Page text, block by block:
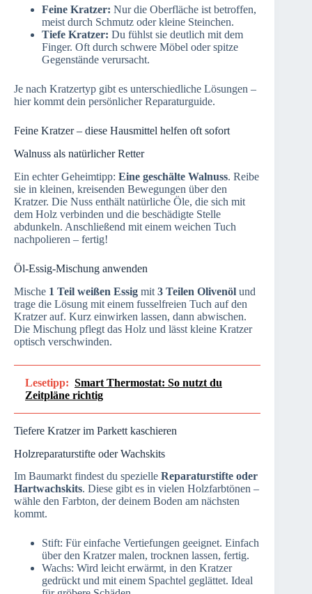
Feine Kratzer: Nur die Oberfläche ist betroffen,
meist durch Schmutz oder kleine Steinchen.
Tiefe Kratzer: Du fühlst sie deutlich mit dem
Finger. Oft durch schwere Möbel oder spitze
Gegenstände verursacht.
Je nach Kratzertyp gibt es unterschiedliche Lösungen –
hier kommt dein persönlicher Reparaturguide.
Feine Kratzer – diese Hausmittel helfen oft sofort
Walnuss als natürlicher Retter
Ein echter Geheimtipp: Eine geschälte Walnuss. Reibe
sie in kleinen, kreisenden Bewegungen über den
Kratzer. Die Nuss enthält natürliche Öle, die sich mit
dem Holz verbinden und die beschädigte Stelle
abdunkeln. Anschließend mit einem weichen Tuch
nachpolieren – fertig!
Öl-Essig-Mischung anwenden
Mische 1 Teil weißen Essig mit 3 Teilen Olivenöl und
trage die Lösung mit einem fusselfreien Tuch auf den
Kratzer auf. Kurz einwirken lassen, dann abwischen.
Die Mischung pflegt das Holz und lässt kleine Kratzer
optisch verschwinden.
Lesetipp: Smart Thermostat: So nutzt du
Zeitpläne richtig
Tiefere Kratzer im Parkett kaschieren
Holzreparaturstifte oder Wachskits
Im Baumarkt findest du spezielle Reparaturstifte oder
Hartwachskits. Diese gibt es in vielen Holzfarbtönen –
wähle den Farbton, der deinem Boden am nächsten
kommt.
Stift: Für einfache Vertiefungen geeignet. Einfach
über den Kratzer malen, trocknen lassen, fertig.
Wachs: Wird leicht erwärmt, in den Kratzer
gedrückt und mit einem Spachtel geglättet. Ideal